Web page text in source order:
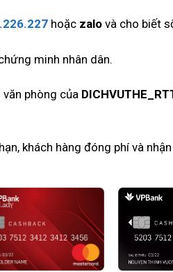
hoặc zalo và cho biết
minh nhân dân.
phòng của
khách hàng đóng phí và